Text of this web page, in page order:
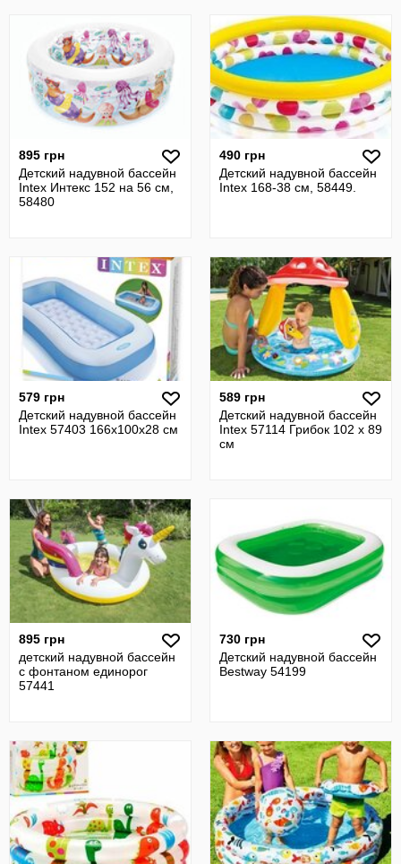
895 грн
Детский надувной бассейн
Intex Интекс 152 на 56 см,
58480
490 грн
Детский надувной бассейн
Intex 168-38 см, 58449.
579 грн
Детский надувной бассейн
Intex 57403 166х100х28 см
589 грн
Детский надувной бассейн
Intex 57114 Грибок 102 х 89
см
895 грн
детский надувной бассейн
с фонтаном единорог
57441
730 грн
Детский надувной бассейн
Bestway 54199